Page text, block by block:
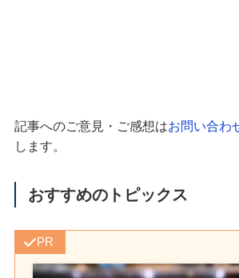
記事へのご意見・ご感想はお問い合わ
します。
おすすめのトピックス
PR